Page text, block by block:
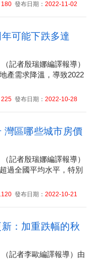
180發布日期： 2022-11-02
可能下跌多達
記者殷瑞娜編譯報導）
產需求降溫，導致2022
225發布日期： 2022-10-28
灣區哪些城市房價
記者殷瑞娜編譯報導）
過全國平均水平，特別
發布日期： 2022-10-21
：加重跌幅的秋
（記者李歐編譯報導）由